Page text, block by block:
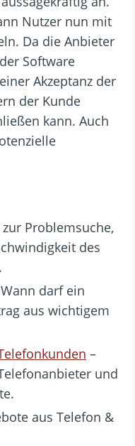
Nutzer nun mit
Da die Anbieter
Software
Akzeptanz der
der Kunde
kann. Auch
Problemsuche,
des
darf ein
aus wichtigem
–
und
aus Telefon &